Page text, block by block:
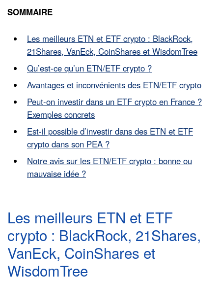
SOMMAIRE
Les meilleurs ETN et ETF crypto : BlackRock,
21Shares, VanEck, CoinShares et WisdomTree
Qu’est-ce qu’un ETN/ETF crypto ?
Avantages et inconvénients des ETN/ETF crypto
Peut-on investir dans un ETF crypto en France ?
Exemples concrets
Est-il possible d’investir dans des ETN et ETF
crypto dans son PEA ?
Notre avis sur les ETN/ETF crypto : bonne ou
mauvaise idée ?
Les meilleurs ETN et ETF
crypto : BlackRock, 21Shares,
VanEck, CoinShares et
WisdomTree